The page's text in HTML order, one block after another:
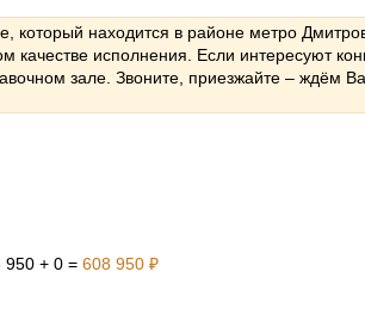
который находится в районе метро
качестве исполнения. Если интересуют
зале. Звоните, приезжайте – ждём
950 + 0 = 608 950 ₽